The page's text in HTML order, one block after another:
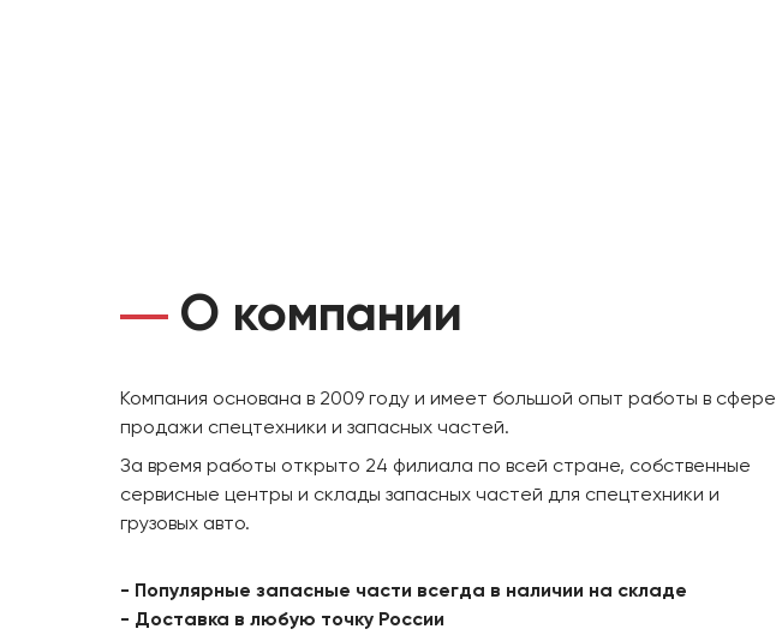
О компании
Компания основана в 2009 году и имеет большой опыт работы в сфере
продажи спецтехники и запасных частей.
За время работы открыто 24 филиала по всей стране, собственные
сервисные центры и склады запасных частей для спецтехники и
грузовых авто.
- Популярные запасные части всегда в наличии на складе
- Доставка в любую точку России